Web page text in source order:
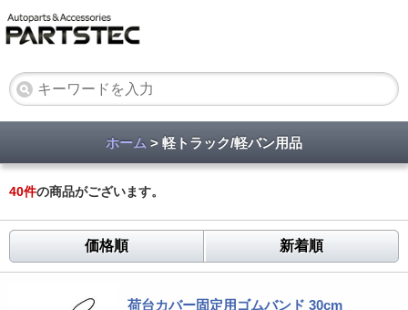
ホーム > 軽トラック/軽バン用品
40件の商品がございます。
価格順 新着順
荷台カバー固定用ゴムバンド 30cm